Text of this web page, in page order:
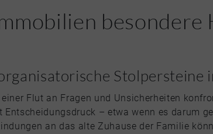
Stolpersteine
Flut an Fragen und Unsicherheiten
– etwa wenn es darum
an das alte Zuhause der Familie